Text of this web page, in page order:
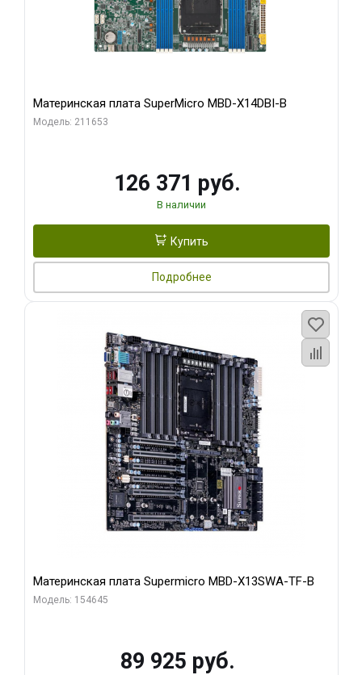
Материнская плата SuperMicro MBD-X14DBI-B
Модель: 211653
126 371 руб.
В наличии
Купить
Подробнее
Материнская плата Supermicro MBD-X13SWA-TF-B
Модель: 154645
89 925 руб.